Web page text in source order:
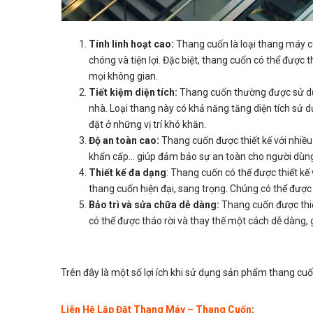
Tính linh hoạt cao: Thang cuốn là loại thang máy
chóng và tiện lợi. Đặc biệt, thang cuốn có thể được
mọi không gian.
Tiết kiệm diện tích: Thang cuốn thường được sử
nhà. Loại thang này có khả năng tăng diện tích sử
đặt ở những vị trí khó khăn.
Độ an toàn cao: Thang cuốn được thiết kế với
khẩn cấp… giúp đảm bảo sự an toàn cho người
Thiết kế đa dạng: Thang cuốn có thể được thiết
thang cuốn hiện đại, sang trọng. Chúng có thể
Bảo trì và sửa chữa dễ dàng: Thang cuốn được
có thể được tháo rời và thay thế một cách dễ
Trên đây là một số lợi ích khi sử dụng sản phẩm thang
Liên Hệ Lắp Đặt Thang Máy – Thang Cuốn: